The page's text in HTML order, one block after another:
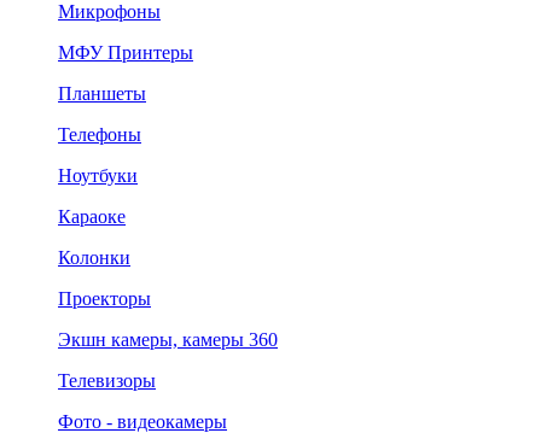
Микрофоны
МФУ Принтеры
Планшеты
Телефоны
Ноутбуки
Караоке
Колонки
Проекторы
Экшн камеры, камеры 360
Телевизоры
Фото - видеокамеры